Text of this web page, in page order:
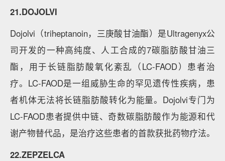
21.DOJOLVI
Dojolvi（triheptanoin，三庚酸甘油酯）是Ultragenyx公
司开发的一种高纯度、人工合成的7碳脂肪酸甘油三
酯，用于长链脂肪酸氧化紊乱（LC-FAOD）患者治
疗。LC-FAOD是一组威胁生命的罕见遗传性疾病，患
者机体无法将长链脂肪酸转化为能量。Dojolvi专门为
LC-FAOD患者提供中链、奇数碳脂肪酸作为能源和代
谢产物替代品，是治疗这些患者的首款获批药物疗法。
22.ZEPZELCA